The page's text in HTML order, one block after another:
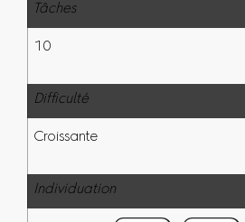
Tâches
10
Difficulté
Croissante
Individuation